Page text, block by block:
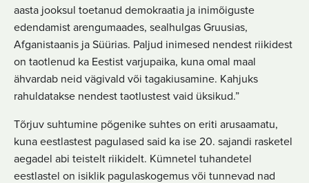
aasta jooksul toetanud demokraatia ja inimõiguste
edendamist arengumaades, sealhulgas Gruusias,
Afganistaanis ja Süürias. Paljud inimesed nendest riikidest
on taotlenud ka Eestist varjupaika, kuna omal maal
ähvardab neid vägivald või tagakiusamine. Kahjuks
rahuldatakse nendest taotlustest vaid üksikud.”
Tõrjuv suhtumine põgenike suhtes on eriti arusaamatu,
kuna eestlastest pagulased said ka ise 20. sajandi rasketel
aegadel abi teistelt riikidelt. Kümnetel tuhandetel
eestlastel on isiklik pagulaskogemus või tunnevad nad